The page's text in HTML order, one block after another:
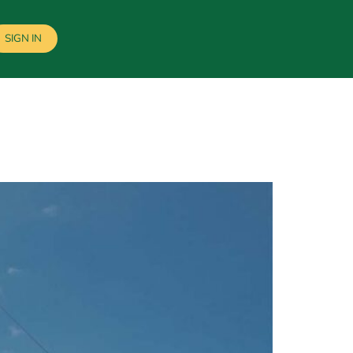
SIGN IN